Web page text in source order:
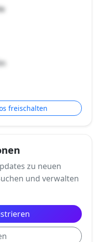
freischalten
zu neuen
und verwalten